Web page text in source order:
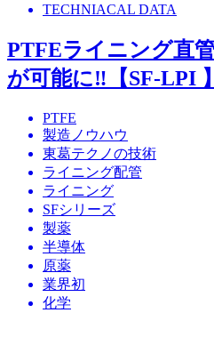
TECHNIACAL DATA
PTFEライニング直
が可能に‼【SF-LPI 】
PTFE
製造ノウハウ
東葛テクノの技術
ライニング配管
ライニング
SFシリーズ
製薬
半導体
原薬
業界初
化学